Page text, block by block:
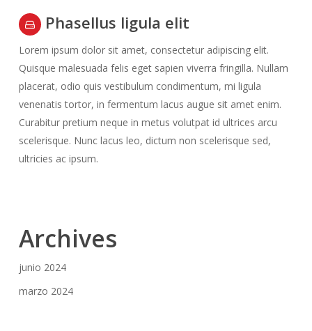
Phasellus ligula elit
Lorem ipsum dolor sit amet, consectetur adipiscing elit.
Quisque malesuada felis eget sapien viverra fringilla. Nullam
placerat, odio quis vestibulum condimentum, mi ligula
venenatis tortor, in fermentum lacus augue sit amet enim.
Curabitur pretium neque in metus volutpat id ultrices arcu
scelerisque. Nunc lacus leo, dictum non scelerisque sed,
ultricies ac ipsum.
Archives
junio 2024
marzo 2024